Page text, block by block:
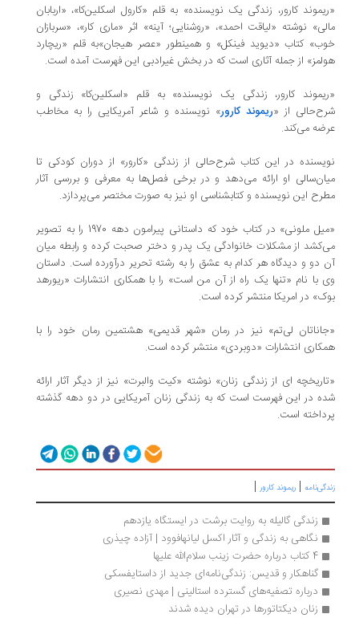
«ریموند کارور، زندگی یک نویسنده» به قلم «کارول اسکلین‌کا»، «اربابان
مالی» نوشته «لیاقت احمد»، «روشنایی؛ آینه» اثر «ماری کار»، «سربازان
خوب» کتاب «دیوید فینکل» و همینطور «عصر هیجان»‌به قلم «ریچارد
هولمز» از جمله آثاری است که در بخش غیرادبی این فهرست آمده است.
«ریموند کارور، زندگی یک نویسنده» به قلم «اسکلین‌کا» زندگی و
شرح‌حالی از «ریموند کارور» نویسنده و شاعر آمریکایی را به مخاطب
عرضه می‌کند.
نویسنده در این کتاب شرح‌حالی از زندگی «کارور» از دوران کودکی تا
میان‌سالی او ارائه می‌دهد و در برخی فصل‌ها به معرفی و بررسی آثار
مطرح این نویسنده و کتابشناسی او نیز به صورت مختصر می‌پردازد.
«میل ملونی» در کتاب خود که داستانی پیرامون دهه 1970 را به تصویر
می‌کشد از مشکلات خانوادگی یک پدر و دختر صحبت کرده و رابطه میان
آن دو و دیدگاه هر کدام به عشق را به رشته تحریر درآورده است. داستان
وی با نام «تنها یک راه از آن من است» را با همکاری انتشارات «ریورهد
بوک» در امریکا منتشر کرده است.
«جاناتان ‌لی‌تم» نیز در رمان «شهر قدیمی» هشتمین رمان خود را با
همکاری انتشارات «دوبردی» منتشر کرده است.
«تاریخچه‌ ای از زندگی زنان» نوشته «کیت والبرت» نیز از دیگر آثار ارائه
شده در این فهرست است که به زندگی زنان آمریکایی در دو دهه گذشته
پرداخته است.
زندگی‌نامه | ریموند کارور |
زندگی گالیله به روایت برشت در ایستگاه یازدهم
نگاهی به زندگی و آثار اکسل لیانهافوود | آزاده چیذری
4 کتاب درباره حضرت زینب سلام‌الله علیها
گناهکار و قدیس: زندگی‌نامه‌ای جدید از داستایفسکی
درباره تصفیه‌های گسترده استالینی | مهدی نصیری
زنان دیکتاتورها در تهران دیده شدند